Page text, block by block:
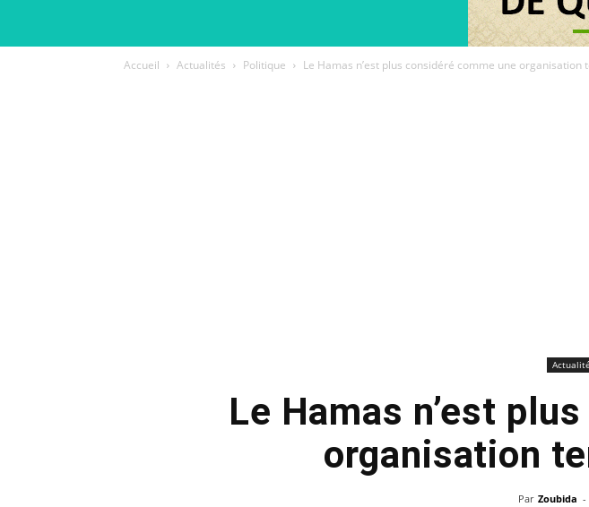
Accueil Actualités Politique Le Hamas n’est plus considéré comme une organisation
Le Hamas n’est
organisation
Par Zoubida -